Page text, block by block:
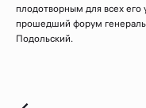
плодотворным для всех
прошедший форум
Подольский.